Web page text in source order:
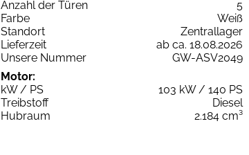
Anzahl der Türen
5
Farbe
Weiß
Standort
Zentrallager
Lieferzeit
ab ca. 18.08.2026
Unsere Nummer
GW-ASV2049
Motor:
kW / PS
103 kW / 140 PS
Treibstoff
Diesel
Hubraum
2.184 cm³